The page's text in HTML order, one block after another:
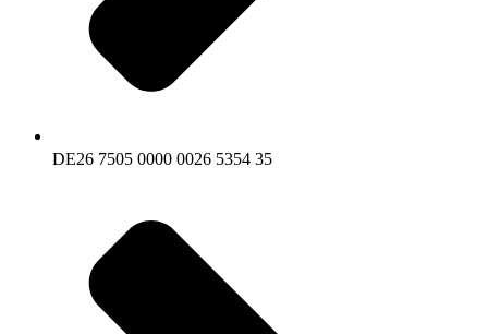
DE26 7505 0000 0026 5354 35